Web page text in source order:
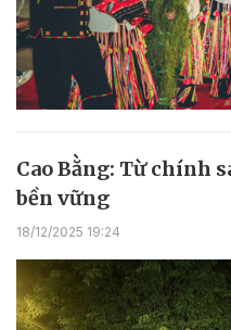
Cao Bằng: Từ chính
bền vững
18/12/2025 19:24